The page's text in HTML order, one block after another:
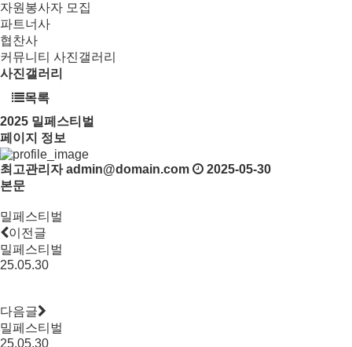
자원봉사자 모집
파트너사
협찬사
커뮤니티 사진갤러리
사진갤러리
목록
2025 밀페스티벌
페이지 정보
최고관리자 admin@domain.com
2025-05-30
본문
밀페스티벌
이전글
밀페스티벌
25.05.30
다음글
밀페스티벌
25.05.30